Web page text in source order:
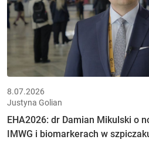
8.07.2026
Justyna Golian
EHA2026: dr Damian Mikulski o
IMWG i biomarkerach w